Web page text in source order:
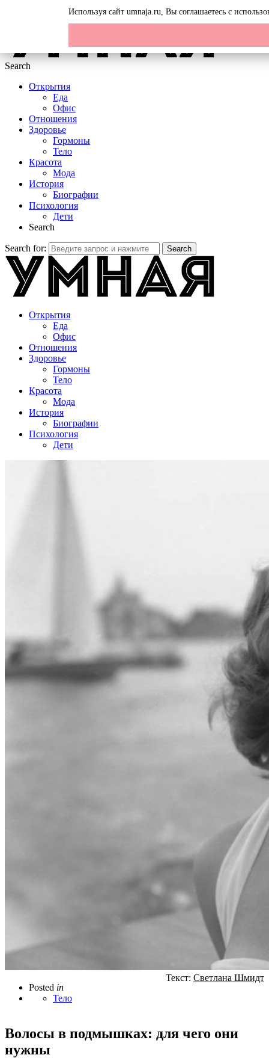
Search
Открытия
Еда
Офис
Отношения
Здоровье
Гормоны
Тело
Красота
Мода
История
Биографии
Психология
Дети
Search
Search for: Search
Открытия
Еда
Офис
Отношения
Здоровье
Гормоны
Тело
Красота
Мода
История
Биографии
Психология
Дети
Posted in
Тело
Текст: Светлана Шмидт
Волосы в подмышках: для чего они
нужны
Используя сайт umnaja.ru, Вы соглашаетесь с